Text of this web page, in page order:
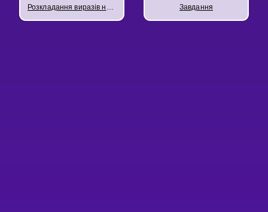
Розкладання виразів на множники Завдання